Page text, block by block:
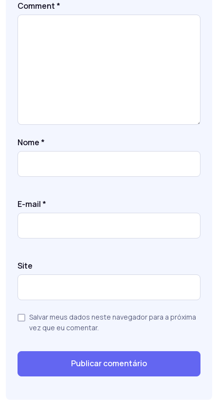
Comment *
Nome *
E-mail *
Site
Salvar meus dados neste navegador para a próxima
vez que eu comentar.